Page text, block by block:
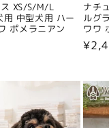
XS/S/M/L
中型犬用 ハー
ポメラニアン
ナチ
ルグ
ワワ
通
格